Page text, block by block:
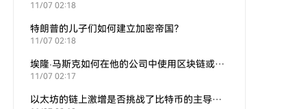
11/07 02:18
特朗普的儿子们如何建立加密帝国？
11/07 02:18
埃隆·马斯克如何在他的公司中使用区块链或加密货币？
11/07 02:17
以太坊的链上激增是否挑战了比特币的主导地位？